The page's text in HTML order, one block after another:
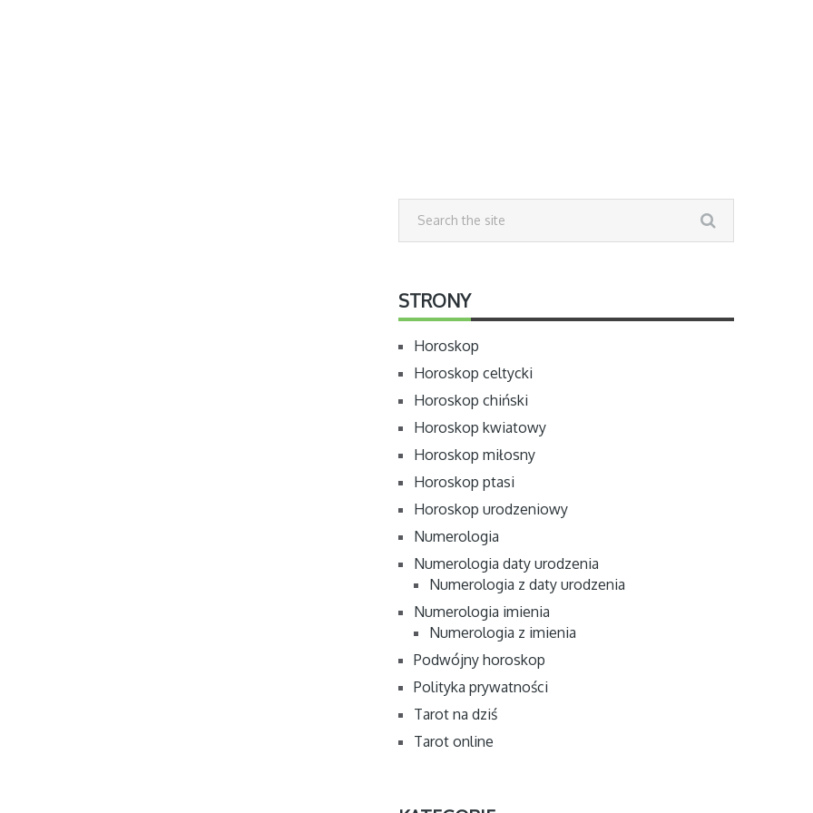
STRONY
Horoskop
Horoskop celtycki
Horoskop chiński
Horoskop kwiatowy
Horoskop miłosny
Horoskop ptasi
Horoskop urodzeniowy
Numerologia
Numerologia daty urodzenia
Numerologia z daty urodzenia
Numerologia imienia
Numerologia z imienia
Podwójny horoskop
Polityka prywatności
Tarot na dziś
Tarot online